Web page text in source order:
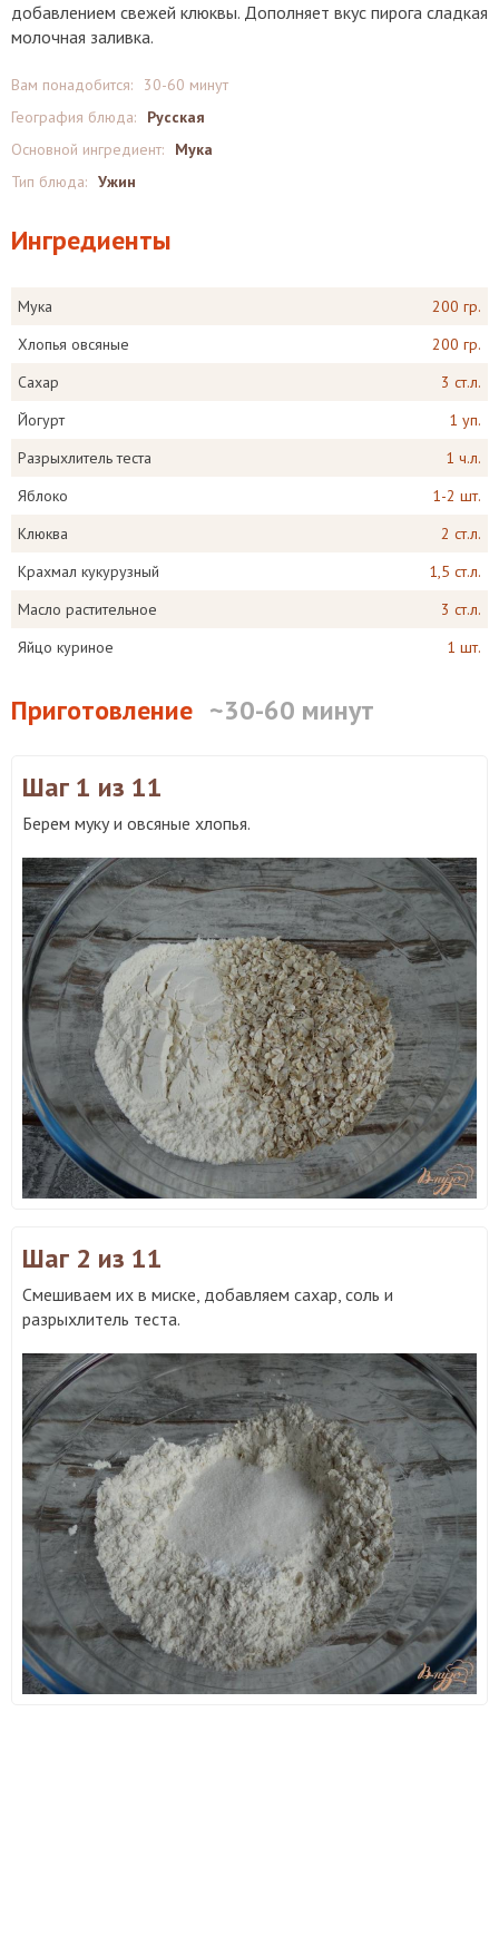
добавлением свежей клюквы. Дополняет вкус пирога сладкая
молочная заливка.
Вам понадобится:
30-60 минут
География блюда:
Русская
Основной ингредиент:
Мука
Тип блюда: Ужин
Ингредиенты
Мука
200 гр.
Хлопья овсяные
200 гр.
Сахар
3 ст.л.
Йогурт
1 уп.
Разрыхлитель теста
1 ч.л.
Яблоко
1-2 шт.
Клюква
2 ст.л.
Крахмал кукурузный
1,5 ст.л.
Масло растительное
3 ст.л.
Яйцо куриное
1 шт.
Приготовление ~30-60 минут
Шаг 1 из 11
Берем муку и овсяные хлопья.
Шаг 2 из 11
Смешиваем их в миске, добавляем сахар, соль и
разрыхлитель теста.